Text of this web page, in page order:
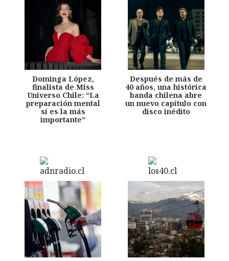
Dominga López,
finalista de Miss
Universo Chile: “La
preparación mental
sí es la más
importante”
Después de más de
40 años, una histórica
banda chilena abre
un nuevo capítulo con
disco inédito